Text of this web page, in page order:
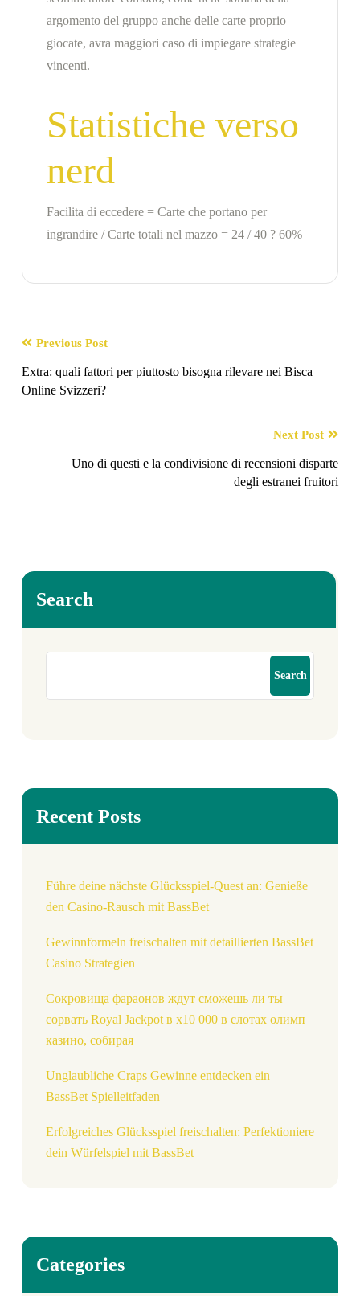
argomento del gruppo anche delle carte proprio
giocate, avra maggiori caso di impiegare strategie
vincenti.
Statistiche verso
nerd
Facilita di eccedere = Carte che portano per
ingrandire / Carte totali nel mazzo = 24 / 40 ? 60%
Previous Post
Extra: quali fattori per piuttosto bisogna rilevare nei Bisca
Online Svizzeri?
Next Post
Uno di questi e la condivisione di recensioni disparte
degli estranei fruitori
Search
Search
Recent Posts
Führe deine nächste Glücksspiel-Quest an: Genieße
den Casino-Rausch mit BassBet
Gewinnformeln freischalten mit detaillierten BassBet
Casino Strategien
Сокровища фараонов ждут сможешь ли ты
сорвать Royal Jackpot в x10 000 в слотах олимп
казино, собирая
Unglaubliche Craps Gewinne entdecken ein
BassBet Spielleitfaden
Erfolgreiches Glücksspiel freischalten: Perfektioniere
dein Würfelspiel mit BassBet
Categories